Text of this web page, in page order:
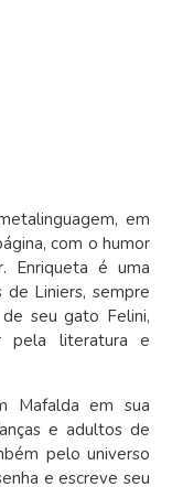
em
com o humor
Enriqueta é uma
Liniers, sempre
seu gato Felini,
pela literatura e
Mafalda em sua
e adultos de
pelo universo
e escreve seu